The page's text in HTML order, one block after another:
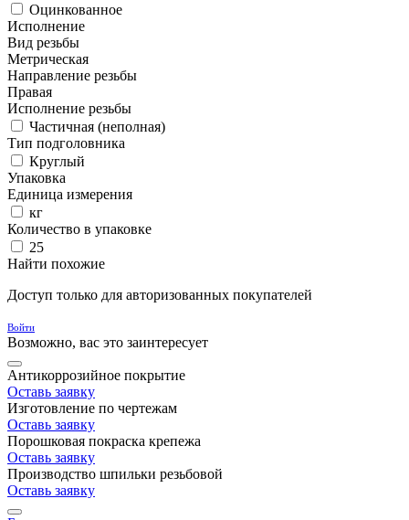
Оцинкованное
Исполнение
Вид резьбы
Метрическая
Направление резьбы
Правая
Исполнение резьбы
Частичная (неполная)
Тип подголовника
Круглый
Упаковка
Единица измерения
кг
Количество в упаковке
25
Найти похожие
Доступ только для авторизованных покупателей
Войти
Возможно, вас это заинтересует
Антикоррозийное покрытие
Оставь заявку
Изготовление по чертежам
Оставь заявку
Порошковая покраска крепежа
Оставь заявку
Производство шпильки резьбовой
Оставь заявку